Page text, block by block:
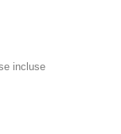
incluse